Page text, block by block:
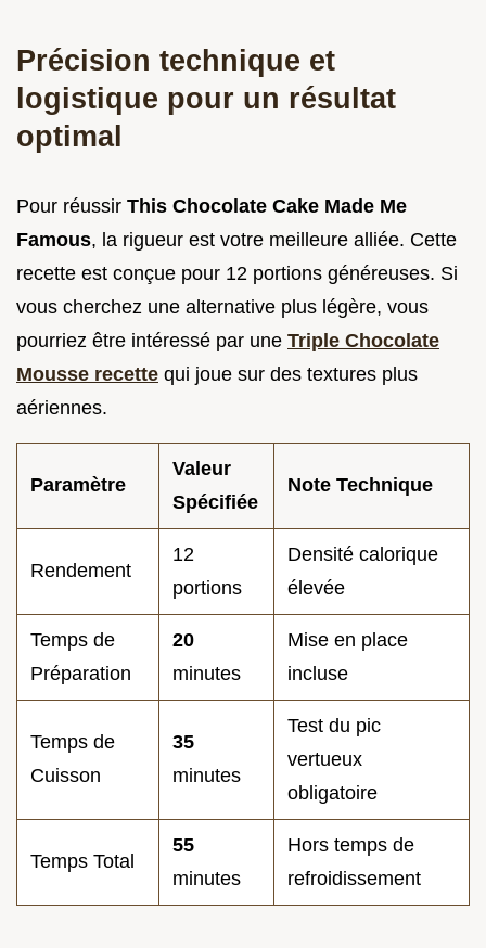
Précision technique et
logistique pour un résultat
optimal
Pour réussir This Chocolate Cake Made Me
Famous, la rigueur est votre meilleure alliée. Cette
recette est conçue pour 12 portions généreuses. Si
vous cherchez une alternative plus légère, vous
pourriez être intéressé par une Triple Chocolate
Mousse recette qui joue sur des textures plus
aériennes.
Paramètre
Valeur
Spécifiée
Note Technique
Rendement
12
portions
Densité calorique
élevée
Temps de
Préparation
20
minutes
Mise en place
incluse
Temps de
Cuisson
35
minutes
Test du pic
vertueux
obligatoire
Temps Total
55
minutes
Hors temps de
refroidissement